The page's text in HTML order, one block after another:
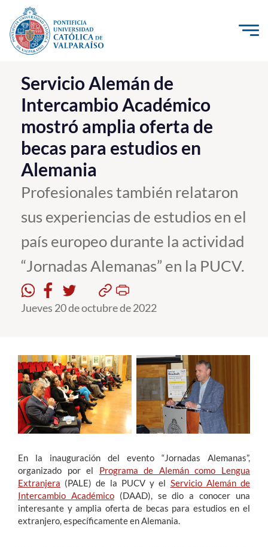
Click acá para ir directamente al contenido
La Universidad
Investigación, Creación e Innovación
PUCV Internacional
Vinculación con el Medio
Admisión
Pregrado
Postgrado
Formación Continua
Estudiantes
Alumni
English
Servicio Alemán de
Intercambio Académico
mostró amplia oferta de
becas para estudios en
Alemania
Profesionales también relataron
sus experiencias de estudios en el
país europeo durante la actividad
“Jornadas Alemanas” en la PUCV.
Jueves 20 de octubre de 2022
En la inauguración del evento “Jornadas Alemanas”,
organizado por el Programa de Alemán como Lengua
Extranjera (PALE) de la PUCV y el Servicio Alemán de
Intercambio Académico(DAAD), se dio a conocer una
interesante y amplia oferta de becas para estudios en el
extranjero, específicamente en Alemania.